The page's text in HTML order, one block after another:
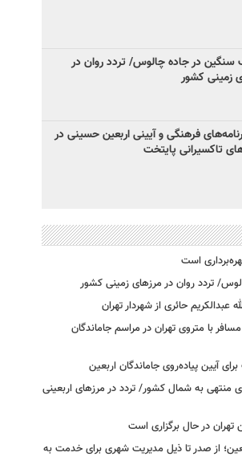
سنگین در جاده چالوس/ تردد روان در
زمینی کشور
فرهنگی و آیینی اربعین حسینی در
تاکسیرانی پایتخت
است
تردد روان در مرزهای زمینی کشور
عبدالکریم حائری از شهردار تهران
بیش از ۷۱۶ هزار مسافر با متروی تهران در مراسم جاماندگان
آیین پیاده‌روی جاماندگان اربعین
منتهی به شمال کشور/ تردد در مرزهای اربعینی
تهران در حال برگزاری است
از صدر تا ذیل مدیریت شهری برای خدمت به